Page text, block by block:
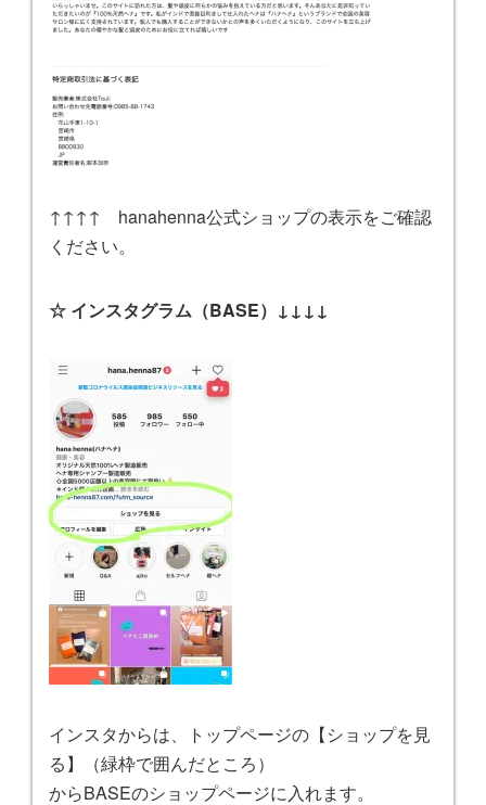
↑↑↑↑ hanahenna公式ショップの表示をご確認
ください。
☆ インスタグラム（BASE）↓↓↓↓
インスタからは、トップページの【ショップを見
る】（緑枠で囲んだところ）
からBASEのショップページに入れます。